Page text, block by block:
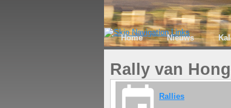
Home Nieuws
Rally van
Rallies